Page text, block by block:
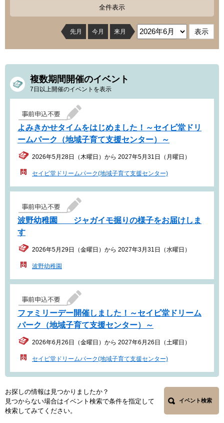
全件表示
先月 今月 来月
複数期間開催のイベント
7日以上開催のイベントを表示
よみきかせタイムをはじめました！～セイビ堂ドリ
ームパーク（地域子育て支援センター）～
2026年5月28日（木曜日）から 2027年5月31日（月曜日）
セイビ堂ドリームパーク(地域子育て支援センター)
波野幼稚園 ジャガイモ掘りの様子をお届けしま
す
2026年5月29日（金曜日）から 2027年3月31日（水曜日）
波野幼稚園
ファミリーデー開催しました！～セイビ堂ドリーム
パーク（地域子育て支援センター）～
2026年6月26日（金曜日）から 2027年6月26日（土曜日）
セイビ堂ドリームパーク(地域子育て支援センター)
お探しの情報は見つかりましたか？
見つからない場合はイベント検索で条件を指定して
検索してみてください。
イベント検索